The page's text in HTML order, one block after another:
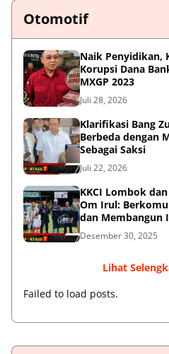
Otomotif
Naik Penyidikan,
Korupsi Dana
MXGP 2023
Juli 28, 2026
Klarifikasi Bang
Berbeda dengan
Sebagai Saksi
Juli 22, 2026
KKCI Lombok
Om Irul:
dan Membangun
Desember 30, 2025
Lihat
Failed to load posts.